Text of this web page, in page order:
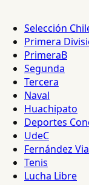
Selección
Primera
PrimeraB
Segunda
Tercera
Naval
Huachipato
Deportes
UdeC
Fernández
Tenis
Lucha Libre